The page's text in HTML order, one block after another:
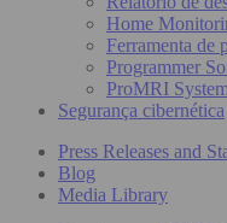
Home
Ferramenta de
Programmer
ProMRI
Segurança cibernética
Press Releases and
Blog
Media Library